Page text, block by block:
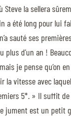
Steve la sellera
a été long pour lui
sauté ses
plus d’un an !
je pense qu’on
la vitesse avec
5*. » Il suffit de
jument est un petit